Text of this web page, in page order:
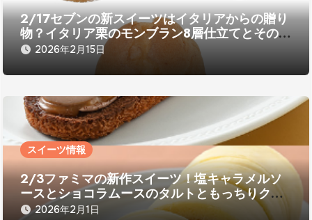
2/17セブンの新スイーツはイタリアからの贈り
物？イタリア栗のモンブラン8層仕立てとその他
コーヒー風味スイーツ
2026年2月15日
スイーツ情報
2/3ファミマの新作スイーツ！塩キャラメルソ
ースとショコラムースのタルトともっちりクリ
ームロール
2026年2月1日